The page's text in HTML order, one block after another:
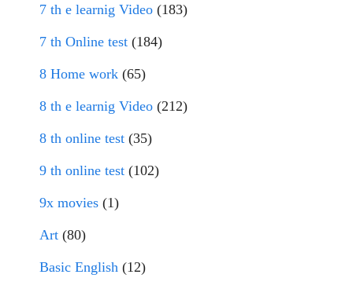
7 th e learnig Video (183)
7 th Online test (184)
8 Home work (65)
8 th e learnig Video (212)
8 th online test (35)
9 th online test (102)
9x movies (1)
Art (80)
Basic English (12)